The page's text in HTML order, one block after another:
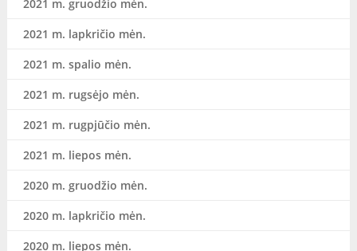
2021 m. gruodžio mėn.
2021 m. lapkričio mėn.
2021 m. spalio mėn.
2021 m. rugsėjo mėn.
2021 m. rugpjūčio mėn.
2021 m. liepos mėn.
2020 m. gruodžio mėn.
2020 m. lapkričio mėn.
2020 m. liepos mėn.